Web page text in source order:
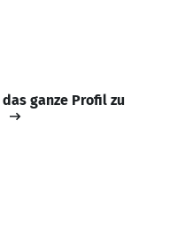
ganze Profil zu